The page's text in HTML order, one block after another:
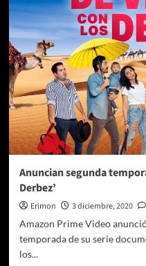
el
amor
se
demuestra
con
señas
Anuncian segunda
Derbez’
Erimon 3 diciembre, 2020
Amazon Prime Video
temporada de su serie
los...